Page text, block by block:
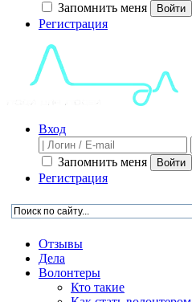
Запомнить меня Войти
Регистрация
Вход
Запомнить меня Войти
Регистрация
Отзывы
Дела
Волонтеры
Кто такие